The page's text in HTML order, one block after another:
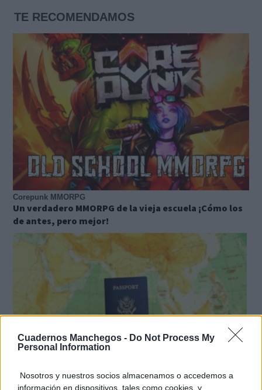
Cuadernos Manchegos - Do Not Process My
Personal Information
Nosotros y nuestros socios almacenamos o accedemos a
información en dispositivos, tales como cookies, y
TE RECOMENDAMOS
Corepunk MMORPG
Un verdadero MMORPG de la vieja escuela ¡Cómo los
de antes, pero mejor!